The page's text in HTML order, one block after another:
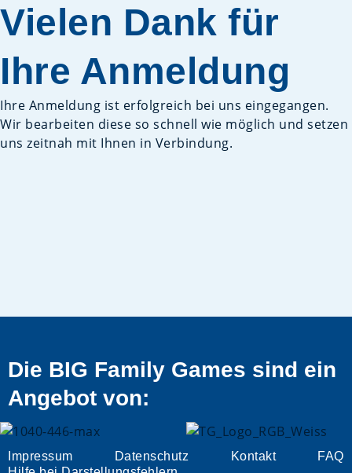
Vielen Dank für
Ihre Anmeldung
Ihre Anmeldung ist erfolgreich bei uns eingegangen.
Wir bearbeiten diese so schnell wie möglich und setzen
uns zeitnah mit Ihnen in Verbindung.
Die BIG Family Games sind ein
Angebot von:
Impressum Datenschutz Kontakt
FAQ